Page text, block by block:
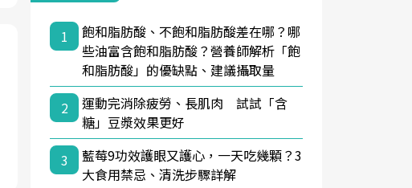
1
飽和脂肪酸、不飽和脂肪酸差在哪？哪
些油富含飽和脂肪酸？營養師解析「飽
和脂肪酸」的優缺點、建議攝取量
2
運動完消除疲勞、長肌肉 試試「含
糖」豆漿效果更好
3
藍莓9功效護眼又護心，一天吃幾顆？3
大食用禁忌、清洗步驟詳解